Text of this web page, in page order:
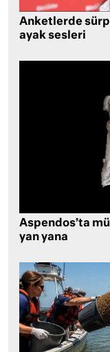
Anketlerde
ayak sesleri
Aspendos’ta
yan yana